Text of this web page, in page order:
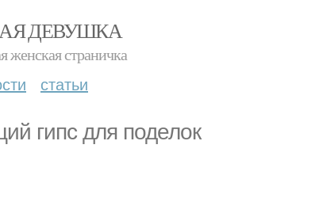
ДЕВУШКА
женская страничка
статьи
гипс для поделок